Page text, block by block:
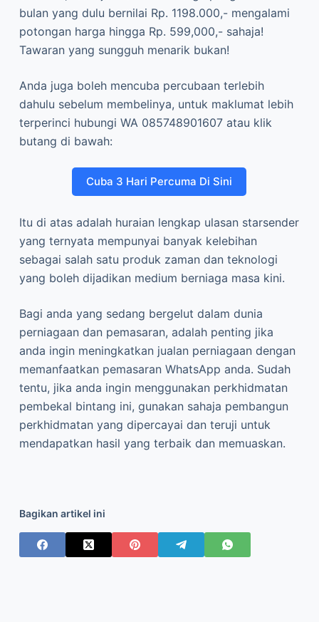
bulan yang dulu bernilai Rp. 1198.000,- mengalami
potongan harga hingga Rp. 599,000,- sahaja!
Tawaran yang sungguh menarik bukan!
Anda juga boleh mencuba percubaan terlebih
dahulu sebelum membelinya, untuk maklumat lebih
terperinci hubungi WA 085748901607 atau klik
butang di bawah:
Cuba 3 Hari Percuma Di Sini
Itu di atas adalah huraian lengkap ulasan starsender
yang ternyata mempunyai banyak kelebihan
sebagai salah satu produk zaman dan teknologi
yang boleh dijadikan medium berniaga masa kini.
Bagi anda yang sedang bergelut dalam dunia
perniagaan dan pemasaran, adalah penting jika
anda ingin meningkatkan jualan perniagaan dengan
memanfaatkan pemasaran WhatsApp anda. Sudah
tentu, jika anda ingin menggunakan perkhidmatan
pembekal bintang ini, gunakan sahaja pembangun
perkhidmatan yang dipercayai dan teruji untuk
mendapatkan hasil yang terbaik dan memuaskan.
Bagikan artikel ini